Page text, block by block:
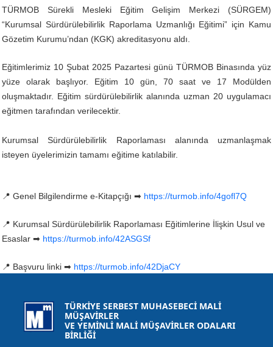
TÜRMOB Sürekli Mesleki Eğitim Gelişim Merkezi (SÜRGEM)
“Kurumsal Sürdürülebilirlik Raporlama Uzmanlığı Eğitimi” için Kamu
Gözetim Kurumu’ndan (KGK) akreditasyonu aldı.
Eğitimlerimiz 10 Şubat 2025 Pazartesi günü TÜRMOB Binasında yüz
yüze olarak başlıyor. Eğitim 10 gün, 70 saat ve 17 Modülden
oluşmaktadır. Eğitim sürdürülebilirlik alanında uzman 20 uygulamacı
eğitmen tarafından verilecektir.
Kurumsal Sürdürülebilirlik Raporlaması alanında uzmanlaşmak
isteyen üyelerimizin tamamı eğitime katılabilir.
📍 Genel Bilgilendirme e-Kitapçığı ➡ https://turmob.info/4gofl7Q
📍 Kurumsal Sürdürülebilirlik Raporlaması Eğitimlerine İlişkin Usul ve
Esaslar ➡ https://turmob.info/42ASGSf
📍 Başvuru linki ➡ https://turmob.info/42DjaCY
TÜRKİYE SERBEST MUHASEBECİ MALİ
MÜŞAVİRLER
VE YEMİNLİ MALİ MÜŞAVİRLER ODALARI
BİRLİĞİ